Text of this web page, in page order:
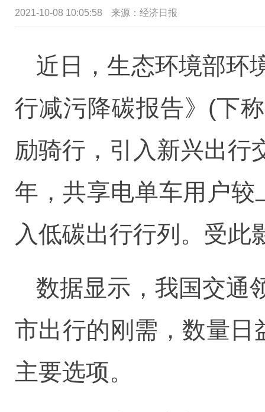
2021-10-08 10:05:58 来源：经济日报
近日，生态环境部环
行减污降碳报告》(下
励骑行，引入新兴出行
年，共享电单车用户
入低碳出行行列。受此
数据显示，我国交通
市出行的刚需，数量日
主要选项。